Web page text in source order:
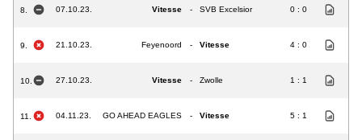
8. 07.10.23. Vitesse - SVB Excelsior 0 : 0
9. 21.10.23. Feyenoord - Vitesse 4 : 0
10. 27.10.23. Vitesse - Zwolle 1 : 1
11. 04.11.23. GO AHEAD EAGLES - Vitesse 5 : 1